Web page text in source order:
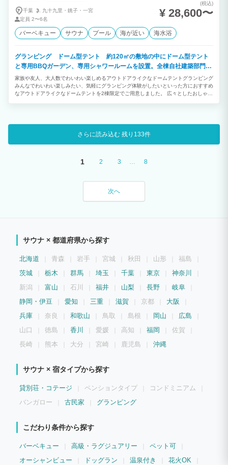
千葉 九十九里・ 銚子・ 一宮
定員 2〜6名
(税込)
¥ 28,600〜
バーベキュー サウナ プール 海が近い 海水浴
グランピング ドーム型テント 約120㎡の敷地の中にドーム型テント
と専用BBQガーデン、専用シャワールームを設置。全棟自社建築部門で
デザイン建築されたお洒落なお部屋です。
家族や友人、大人数でわいわい楽しめるアウトドアライクなドームテントグランピング
みんなでわいわい楽しみたい、気軽にグランピング体験がしたいといった方におすすめ
なアウトドアライクなドームテントを2棟限定でご用意しました。 広々としたおしゃれ
さらに読み込む 残り133件
1 2 3 8
次へ
サウナ × 都道府県から探す
北海道 青森 岩手 宮城 秋田 山形
福島
茨城
栃木 群馬 埼玉 千葉 東京
神奈川
新潟
富山 石川 福井 山梨 長野
岐阜
静岡・伊豆
愛知 三重 滋賀 京都
大阪
兵庫
奈良 和歌山 鳥取 島根 岡山
広島
山口
徳島 香川 愛媛 高知 福岡
佐賀
長崎
熊本 大分 宮崎 鹿児島 沖縄
サウナ × 宿タイプから探す
貸別荘・コテージ ペンションタイプ
コンドミニアム
バンガロー
古民家 グランピング
こだわり条件から探す
バーベキュー 高級・ラグジュアリー
ペット可
オーシャンビュー
ドッグラン 温泉付き 花火OK